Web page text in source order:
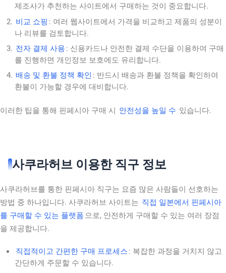
제조사가 추천하는 사이트에서 구매하는 것이 중요합니다.
비교 쇼핑 : 여러 웹사이트에서 가격을 비교하고 제품의 성분이
나 리뷰를 검토합니다.
전자 결제 사용 : 신용카드나 안전한 결제 수단을 이용하여 구매
를 진행하면 개인정보 보호에도 유리합니다.
배송 및 환불 정책 확인 : 반드시 배송과 환불 정책을 확인하여
환불이 가능할 경우에 대비합니다.
이러한 팁을 통해 핀페시아 구매 시 안전성을 높일 수 있습니다.
사쿠라허브 이용한 직구 정보
사쿠라허브를 통한 핀페시아 직구는 요즘 많은 사람들이 선호하는
방법 중 하나입니다. 사쿠라허브 사이트는 직접 일본에서 핀페시아
를 구매할 수 있는 플랫폼 으로, 안전하게 구매할 수 있는 여러 장점
을 제공합니다.
직접적이고 간편한 구매 프로세스 : 복잡한 과정을 거치지 않고
간단하게 주문할 수 있습니다.